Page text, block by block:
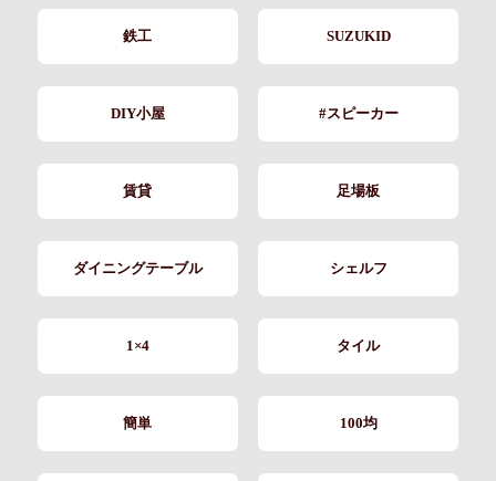
鉄工 SUZUKID
DIY小屋 #スピーカー
賃貸 足場板
ダイニングテーブル シェルフ
1×4 タイル
簡単 100均